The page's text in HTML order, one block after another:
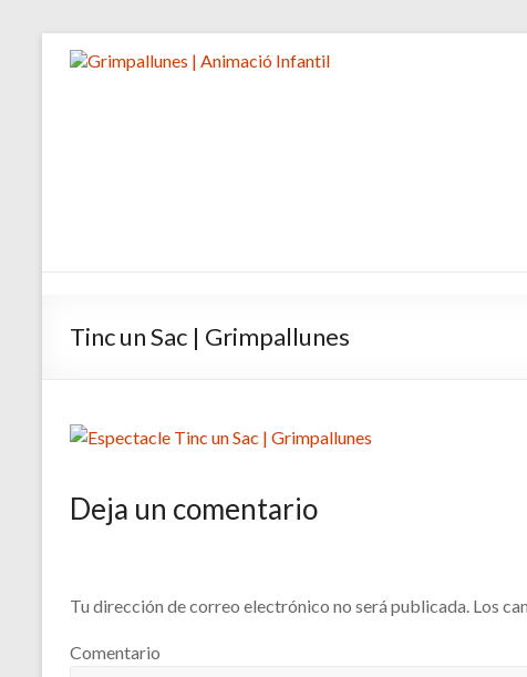
Tinc un Sac | Grimpallunes
Deja un comentario
Tu dirección de correo electrónico no será publicada. Los
Comentario